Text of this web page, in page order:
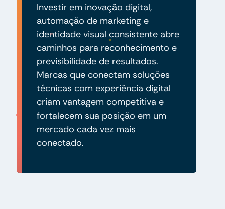
Investir em inovação digital,
automação de marketing e
identidade visual consistente abre
caminhos para reconhecimento e
previsibilidade de resultados.
Marcas que conectam soluções
técnicas com experiência digital
criam vantagem competitiva e
fortalecem sua posição em um
mercado cada vez mais
conectado.